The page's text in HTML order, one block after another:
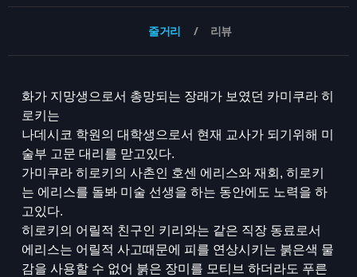
줄거리 리뷰
화가 지망생으로서 총망되는 장래가 보였던 카미쿠라 히
로키는
나데시코 학원의 대학생으로서 현재 교사가 되기위해 미
술부 고문 대리를 맏고있다.
가미쿠라 히로키의 사촌인 호센 에리스와 재회, 히로키
는 에리스를 돌봐 미술 선생을 하는 동안에도 노력을 하
고있다.
히로키의 어릴적 친구인 키리와는 같은 직장 동료로서
에리스는 어릴적 사고때문에 피를 연상시키는 붉은색 물
감을 사용할 수 없어 붉은 장미를 모티브 하더라도 푸른